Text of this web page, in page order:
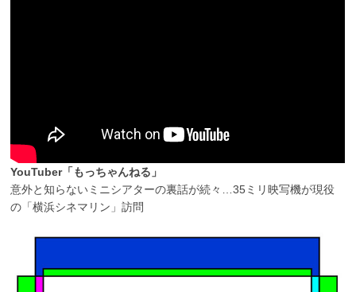
YouTuber「もっちゃんねる」
意外と知らないミニシアターの裏話が続々…35ミリ映写機が現役
の「横浜シネマリン」訪問